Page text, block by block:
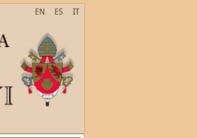
IT
ES
EN